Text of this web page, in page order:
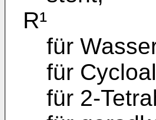
R¹
für
für
für 2-